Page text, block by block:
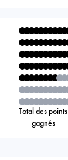
Total des points
gagnés